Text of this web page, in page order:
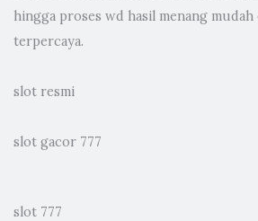
hingga proses wd hasil menang
terpercaya.
slot resmi
slot gacor 777
slot 777